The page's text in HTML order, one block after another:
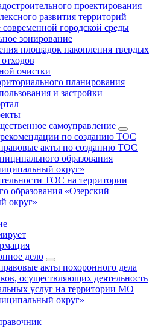
проектирования
развития территорий
городской среды
зонирование
площадок накопления твердых
очистки
планирования
и застройки
самоуправление
по созданию ТОС
акты по созданию ТОС
образования
округ»
ТОС на территории
образования «Озерский
округ»
дело
акты похоронного дела
осуществляющих деятельность
услуг на территории МО
округ»